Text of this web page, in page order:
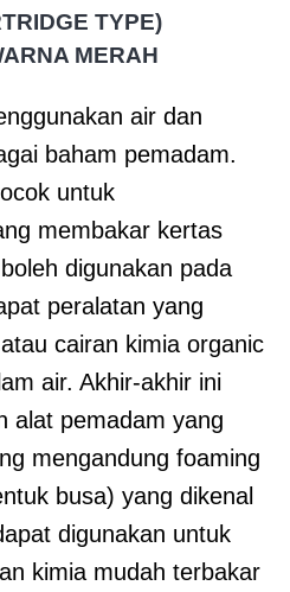
TYPE)
MERAH
air dan
baham pemadam.
untuk
membakar kertas
digunakan pada
peralatan yang
cairan kimia organic
air. Akhir-akhir ini
alat pemadam yang
mengandung foaming
busa) yang dikenal
digunakan untuk
kimia mudah terbakar